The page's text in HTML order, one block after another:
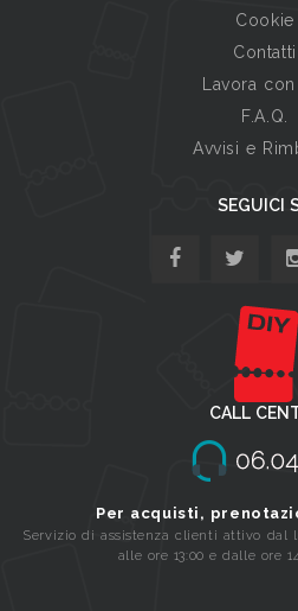
Cookie
Contatti
Lavora
F.A.Q.
Avvisi e
SEGUICI
CALL
Per acquisti,
Servizio di assistenza clienti attivo dal
alle ore 13:00 e dalle ore